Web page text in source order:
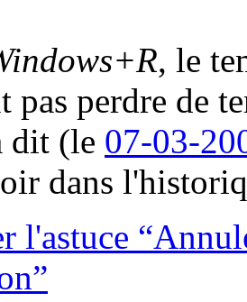
, le
pas perdre de
dit (le 07-03-
dans
l'astuce